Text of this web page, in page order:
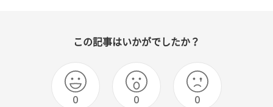
この記事はいかがでしたか？
0 0 0